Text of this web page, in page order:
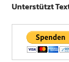
Unterstützt